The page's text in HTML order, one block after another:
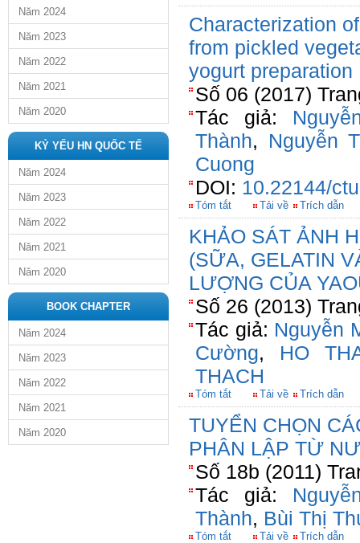
Năm 2024
Năm 2023
Năm 2022
Năm 2021
Năm 2020
KỶ YẾU HN QUỐC TẾ
Năm 2024
Năm 2023
Năm 2022
Năm 2021
Năm 2020
BOOK CHAPTER
Năm 2024
Năm 2023
Năm 2022
Năm 2021
Năm 2020
Characterization
from pickled
yogurt preparation
Số 06 (2017)
Tác giả:
Thành, Nguyễn
Cuong
DOI: 10.22144/
Tóm tắt Tải về Trích dẫn
KHẢO SÁT ẢNH
(SỮA, GELATIN
LƯỢNG CỦA
Số 26 (2013)
Tác giả: Nguyễn
Cường, HO
THACH
Tóm tắt Tải về Trích dẫn
TUYỂN CHỌN
PHÂN LẬP TỪ
Số 18b (2011)
Tác giả:
Thành, Bùi Thị
Tóm tắt Tải về Trích dẫn